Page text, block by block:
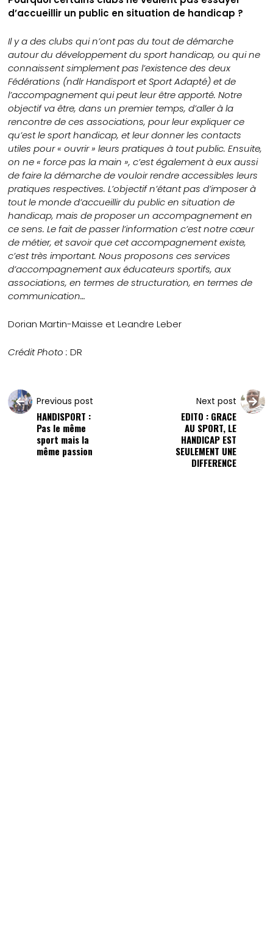
d’accueillir un public en situation de handicap ?
Il y a des clubs qui n’ont pas du tout de démarche
autour du développement du sport handicap, ou qui ne
connaissent simplement pas l’existence des deux
Fédérations (ndlr Handisport et Sport Adapté) et de
l’accompagnement qui peut leur être apporté. Notre
objectif va être, dans un premier temps, d’aller à la
rencontre de ces associations, pour leur expliquer ce
qu’est le sport handicap, et leur donner les contacts
utiles pour « ouvrir » leurs pratiques à tout public. Ensuite,
on ne « force pas la main », c’est également à eux aussi
de faire la démarche de vouloir rendre accessibles leurs
pratiques respectives. L’objectif n’étant pas d’imposer à
tout le monde d’accueillir du public en situation de
handicap, mais de proposer un accompagnement en
ce sens. Le fait de passer l’information c’est notre cœur
de métier, et savoir que cet accompagnement existe,
c’est très important. Nous proposons ces services
d’accompagnement aux éducateurs sportifs, aux
associations, en termes de structuration, en termes de
communication…
Dorian Martin-Maisse et Leandre Leber
Crédit Photo : DR
Previous post
HANDISPORT :
Pas le même
sport mais la
même passion
Next post
EDITO : GRACE
AU SPORT, LE
HANDICAP EST
SEULEMENT UNE
DIFFERENCE